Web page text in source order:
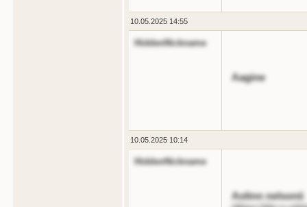
10.05.2025 14:55
HiddenNickname
Aagine
10.05.2025 10:14
HiddenNickname
Aolinn nelsonii